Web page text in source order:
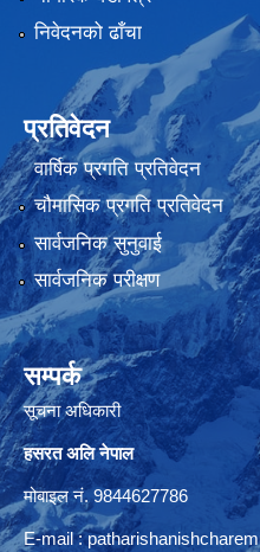
निवेदनको ढाँचा
प्रतिवेदन
वार्षिक प्रगति प्रतिवेदन
चौमासिक प्रगति प्रतिवेदन
सार्वजनिक सुनुवाई
सार्वजनिक परीक्षण
सम्पर्क
सूचना अधिकारी
हसरत अलि नेपाल
मोबाइल नं. 9844627786
E-mail :